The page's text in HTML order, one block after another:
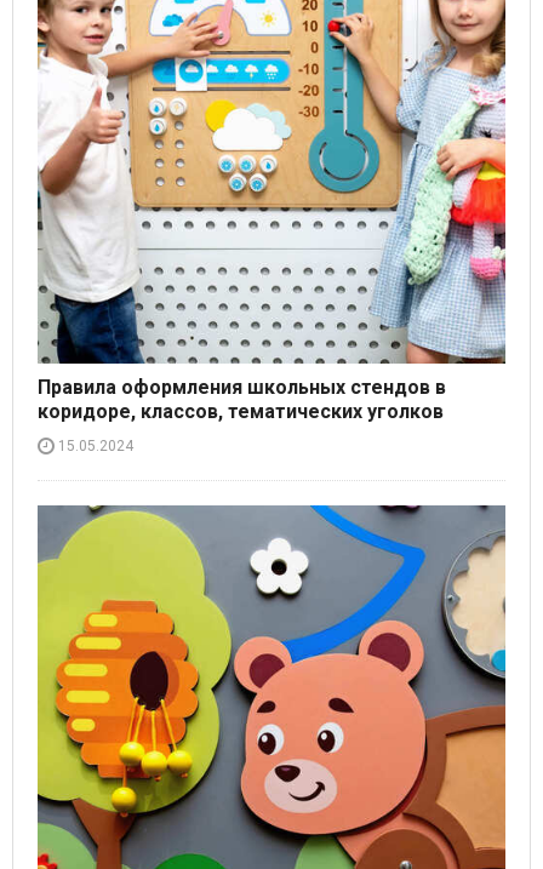
Правила оформления школьных стендов в
коридоре, классов, тематических уголков
15.05.2024